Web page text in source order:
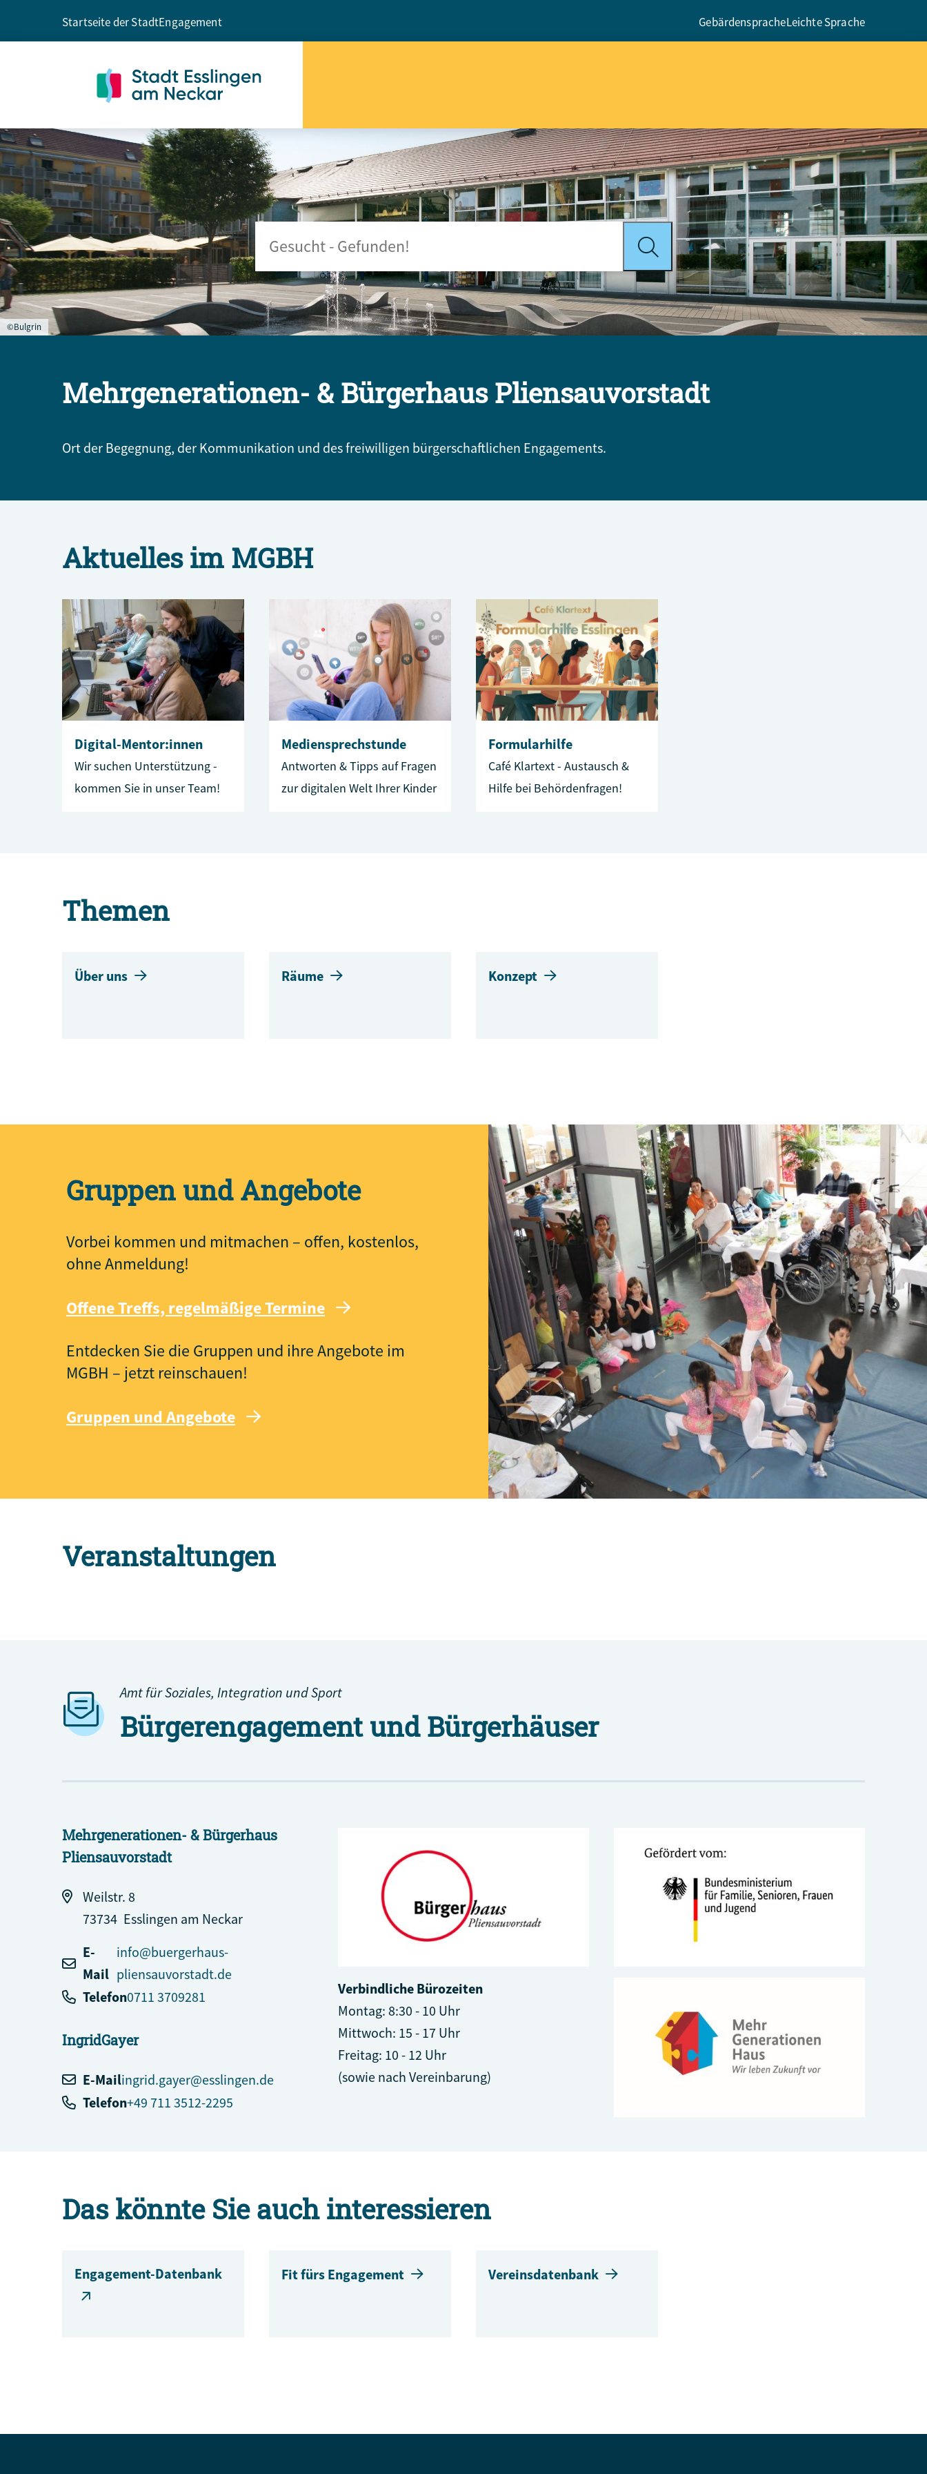
Startseite der StadtEngagement GebärdenspracheLeichte Sprache
©Bulgrin
Mehrgenerationen- & Bürgerhaus Pliensauvorstadt
Ort der Begegnung, der Kommunikation und des freiwilligen bürgerschaftlichen Engagements.
Aktuelles im MGBH
Digital-Mentor:innen
Wir suchen Unterstützung -
kommen Sie in unser Team!
Mediensprechstunde
Antworten & Tipps auf Fragen
zur digitalen Welt Ihrer Kinder
Formularhilfe
Café Klartext - Austausch &
Hilfe bei Behördenfragen!
Themen
Über uns Räume Konzept
Gruppen und Angebote
Vorbei kommen und mitmachen – offen, kostenlos,
ohne Anmeldung!
Offene Treffs, regelmäßige Termine
Entdecken Sie die Gruppen und ihre Angebote im
MGBH – jetzt reinschauen!
Gruppen und Angebote
Veranstaltungen
Amt für Soziales, Integration und Sport
Bürgerengagement und Bürgerhäuser
Mehrgenerationen- & Bürgerhaus
Pliensauvorstadt
Weilstr. 8
73734 Esslingen am Neckar
E-
Mail
info@buergerhaus-
pliensauvorstadt.de
Telefon0711 3709281
IngridGayer
E-Mailingrid.gayer@esslingen.de
Telefon+49 711 3512-2295
Verbindliche Bürozeiten
Montag: 8:30 - 10 Uhr
Mittwoch: 15 - 17 Uhr
Freitag: 10 - 12 Uhr
(sowie nach Vereinbarung)
Das könnte Sie auch interessieren
Engagement-Datenbank Fit fürs Engagement Vereinsdatenbank